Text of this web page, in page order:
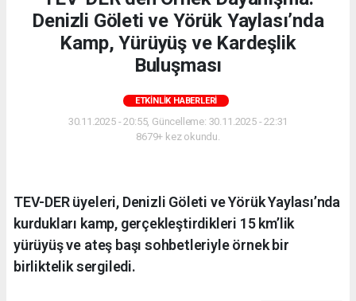
Denizli Göleti ve Yörük Yaylası’nda
Kamp, Yürüyüş ve Kardeşlik
Buluşması
ETKINLIK HABERLERI
30.11.2025 - 20:55, Güncelleme: 30.11.2025 - 22:31
8679+ kez okundu.
TEV-DER üyeleri, Denizli Göleti ve Yörük Yaylası’nda
kurdukları kamp, gerçekleştirdikleri 15 km’lik
yürüyüş ve ateş başı sohbetleriyle örnek bir
birliktelik sergiledi.